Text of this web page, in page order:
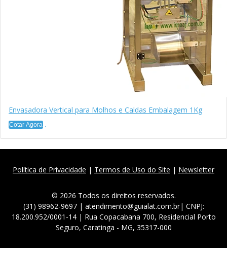
Envasadora Vertical para Molhos e Caldas Embalagem 1Kg
Cotar Agora
Política de Privacidade | Termos de Uso do Site | Newsletter
© 2026 Todos os direitos reservados.
(31) 98962-9697 | atendimento@guialat.com.br| CNPJ:
18.200.952/0001-14 | Rua Copacabana 700, Residencial Porto
Seguro, Caratinga - MG, 35317-000